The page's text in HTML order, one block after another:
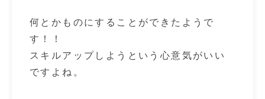
何とかものにすることができたようで
す！！
スキルアップしようという心意気がいい
ですよね。